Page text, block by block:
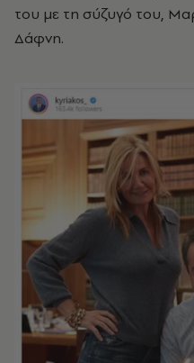
του με τη σύζυγό του,
Δάφνη.